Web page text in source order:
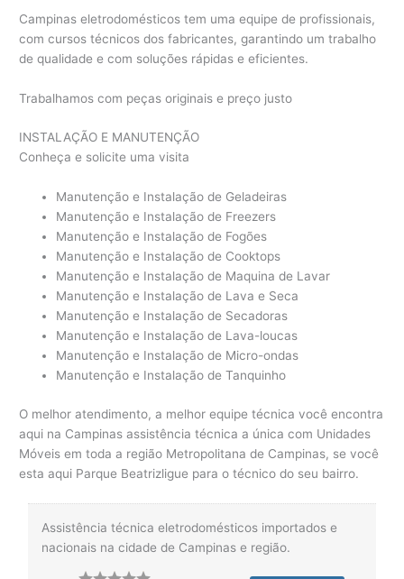
Campinas eletrodomésticos tem uma equipe de profissionais,
com cursos técnicos dos fabricantes, garantindo um trabalho
de qualidade e com soluções rápidas e eficientes.
Trabalhamos com peças originais e preço justo
INSTALAÇÃO E MANUTENÇÃO
Conheça e solicite uma visita
Manutenção e Instalação de Geladeiras
Manutenção e Instalação de Freezers
Manutenção e Instalação de Fogões
Manutenção e Instalação de Cooktops
Manutenção e Instalação de Maquina de Lavar
Manutenção e Instalação de Lava e Seca
Manutenção e Instalação de Secadoras
Manutenção e Instalação de Lava-loucas
Manutenção e Instalação de Micro-ondas
Manutenção e Instalação de Tanquinho
O melhor atendimento, a melhor equipe técnica você encontra
aqui na Campinas assistência técnica a única com Unidades
Móveis em toda a região Metropolitana de Campinas, se você
esta aqui Parque Beatrizligue para o técnico do seu bairro.
Assistência técnica eletrodomésticos importados e
nacionais na cidade de Campinas e região.